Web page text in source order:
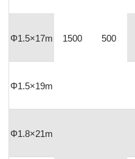
1500 500
Φ1.5×17m
Φ1.5×19m
Φ1.8×21m